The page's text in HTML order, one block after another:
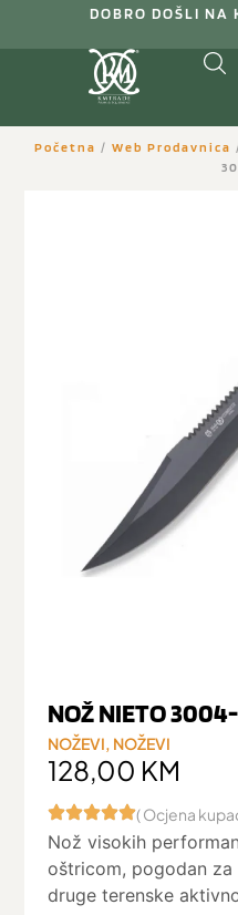
DOBRO DOŠLI NA
Početna / Web Prodavnica
NOŽ NIETO
NOŽEVI, NOŽEVI
128,00 KM
( Ocjena
Nož visokih
oštricom, pogodan za
druge terenske